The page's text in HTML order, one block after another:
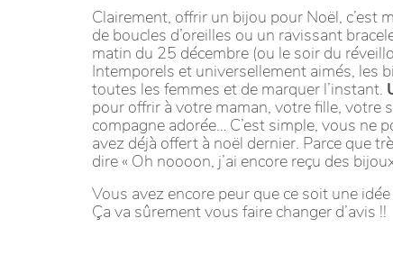
Clairement, offrir un bijou pour Noël, c’est
de boucles d’oreilles ou un ravissant
matin du 25 décembre (ou le soir du
Intemporels et universellement aimés, les
toutes les femmes et de marquer l’instant.
pour offrir à votre maman, votre fille, votre
compagne adorée… C’est simple, vous ne
avez déjà offert à noël dernier. Parce que
dire « Oh noooon, j’ai encore reçu des
Vous avez encore peur que ce soit une
Ça va sûrement vous faire changer d’avis !!